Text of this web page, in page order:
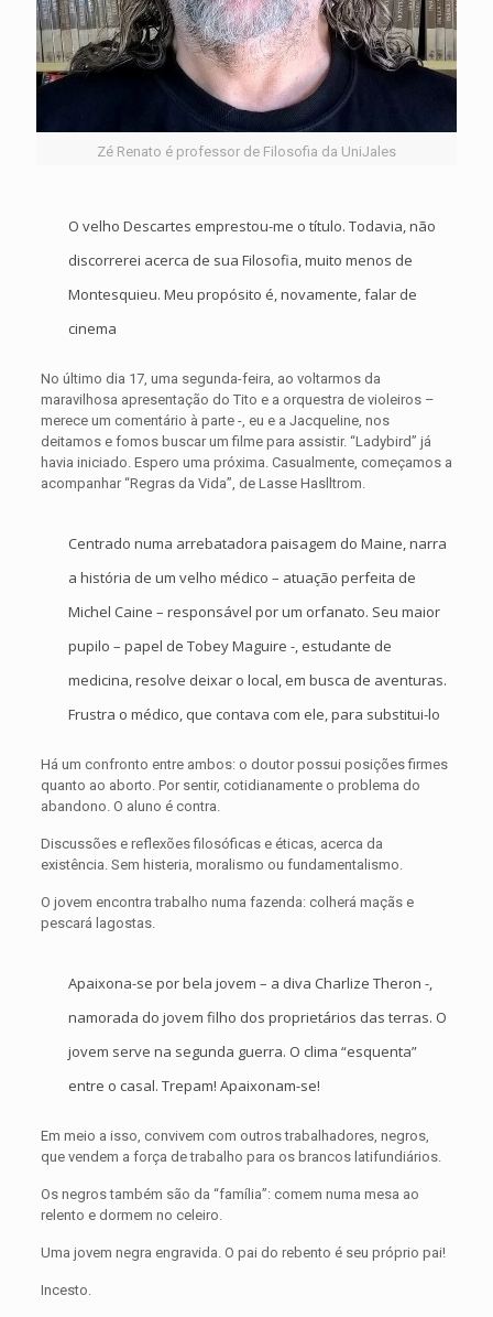
Zé Renato é professor de Filosofia da UniJales
O velho Descartes emprestou-me o título. Todavia, não
discorrerei acerca de sua Filosofia, muito menos de
Montesquieu. Meu propósito é, novamente, falar de
cinema
No último dia 17, uma segunda-feira, ao voltarmos da
maravilhosa apresentação do Tito e a orquestra de violeiros –
merece um comentário à parte -, eu e a Jacqueline, nos
deitamos e fomos buscar um filme para assistir. “Ladybird” já
havia iniciado. Espero uma próxima. Casualmente, começamos a
acompanhar “Regras da Vida”, de Lasse Haslltrom.
Centrado numa arrebatadora paisagem do Maine, narra
a história de um velho médico – atuação perfeita de
Michel Caine – responsável por um orfanato. Seu maior
pupilo – papel de Tobey Maguire -, estudante de
medicina, resolve deixar o local, em busca de aventuras.
Frustra o médico, que contava com ele, para substitui-lo
Há um confronto entre ambos: o doutor possui posições firmes
quanto ao aborto. Por sentir, cotidianamente o problema do
abandono. O aluno é contra.
Discussões e reflexões filosóficas e éticas, acerca da
existência. Sem histeria, moralismo ou fundamentalismo.
O jovem encontra trabalho numa fazenda: colherá maçãs e
pescará lagostas.
Apaixona-se por bela jovem – a diva Charlize Theron -,
namorada do jovem filho dos proprietários das terras. O
jovem serve na segunda guerra. O clima “esquenta”
entre o casal. Trepam! Apaixonam-se!
Em meio a isso, convivem com outros trabalhadores, negros,
que vendem a força de trabalho para os brancos latifundiários.
Os negros também são da “família”: comem numa mesa ao
relento e dormem no celeiro.
Uma jovem negra engravida. O pai do rebento é seu próprio pai!
Incesto.